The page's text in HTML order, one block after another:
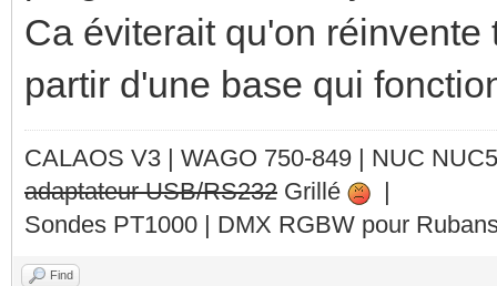
Ca éviterait qu'on
partir d'une base qui
CALAOS V3 | WAGO 750-849 | NUC
adaptateur USB/RS232 Grillé
|
Sondes PT1000 | DMX RGBW pour
Find